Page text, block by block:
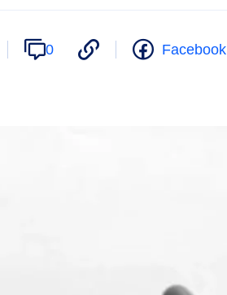
0 Facebook